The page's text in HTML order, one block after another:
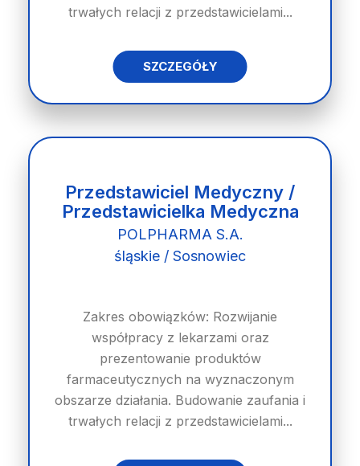
trwałych relacji z przedstawicielami...
SZCZEGÓŁY
Przedstawiciel Medyczny /
Przedstawicielka Medyczna
POLPHARMA S.A.
śląskie / Sosnowiec
Zakres obowiązków: Rozwijanie
współpracy z lekarzami oraz
prezentowanie produktów
farmaceutycznych na wyznaczonym
obszarze działania. Budowanie zaufania i
trwałych relacji z przedstawicielami...